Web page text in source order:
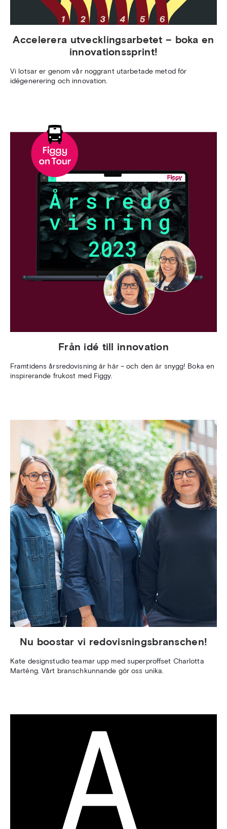
Accelerera utvecklingsarbetet – boka en
innovationssprint!
Vi lotsar er genom vår noggrant utarbetade metod för
idégenerering och innovation.
Från idé till innovation
Framtidens årsredovisning är här – och den är snygg! Boka en
inspirerande frukost med Figgy.
Nu boostar vi redovisningsbranschen!
Kate designstudio teamar upp med superproffset Charlotta
Marténg. Vårt branschkunnande gör oss unika.